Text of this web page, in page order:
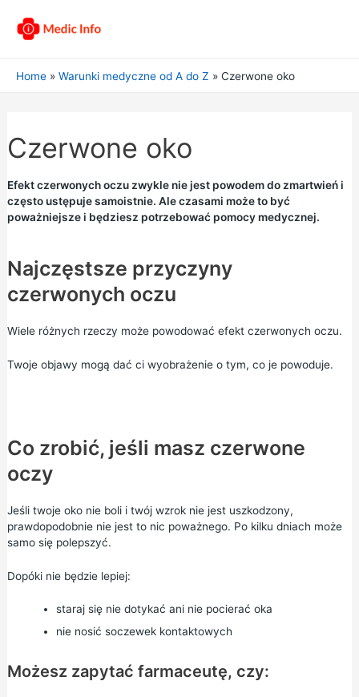
Home Warunki medyczne od A do Z Czerwone oko
Czerwone oko
Efekt czerwonych oczu zwykle nie jest powodem do zmartwień i
często ustępuje samoistnie. Ale czasami może to być
poważniejsze i będziesz potrzebować pomocy medycznej.
Najczęstsze przyczyny
czerwonych oczu
Wiele różnych rzeczy może powodować efekt czerwonych oczu.
Twoje objawy mogą dać ci wyobrażenie o tym, co je powoduje.
Co zrobić, jeśli masz czerwone
oczy
Jeśli twoje oko nie boli i twój wzrok nie jest uszkodzony,
prawdopodobnie nie jest to nic poważnego. Po kilku dniach może
samo się polepszyć.
Dopóki nie będzie lepiej:
staraj się nie dotykać ani nie pocierać oka
nie nosić soczewek kontaktowych
Możesz zapytać farmaceutę, czy: